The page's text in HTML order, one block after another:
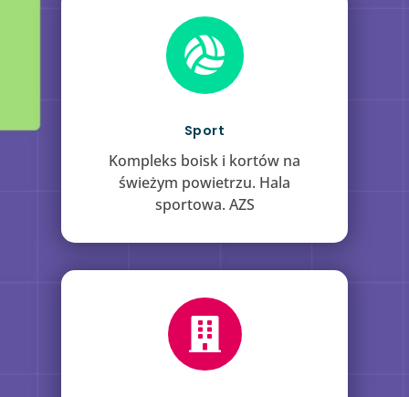

Sport
Kompleks boisk i kortów na
świeżym powietrzu. Hala
sportowa. AZS
